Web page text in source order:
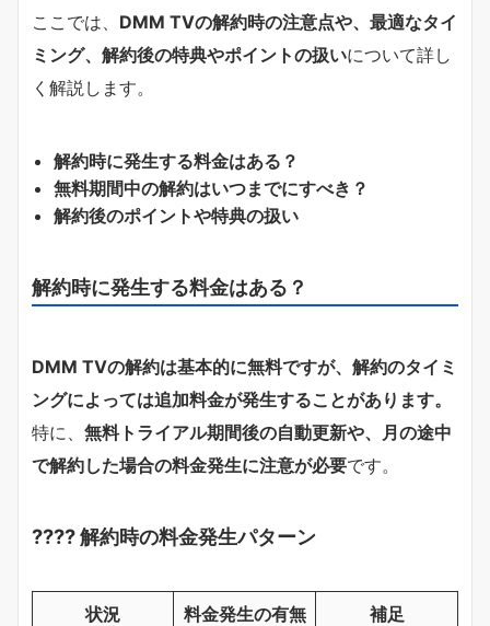
ここでは、 DMM TVの解約時の注意点や、最適なタイ
ミング、解約後の特典やポイントの扱いについて詳し
く解説します。
解約時に発生する料金はある？
無料期間中の解約はいつまでにすべき？
解約後のポイントや特典の扱い
解約時に発生する料金はある？
DMM TVの解約は基本的に無料ですが、解約のタイミ
ングによっては追加料金が発生することがあります。
特に、 無料トライアル期間後の自動更新や、月の途中
で解約した場合の料金発生に注意が必要です。
???? 解約時の料金発生パターン
状況 料金発生の有無 補足